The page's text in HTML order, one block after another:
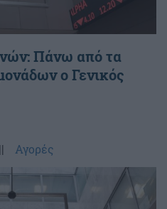
Πάνω από τα
ο Γενικός
|| Αγορές